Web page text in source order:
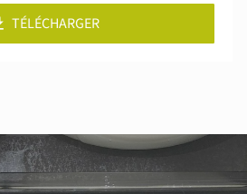
TÉLÉCHARGER